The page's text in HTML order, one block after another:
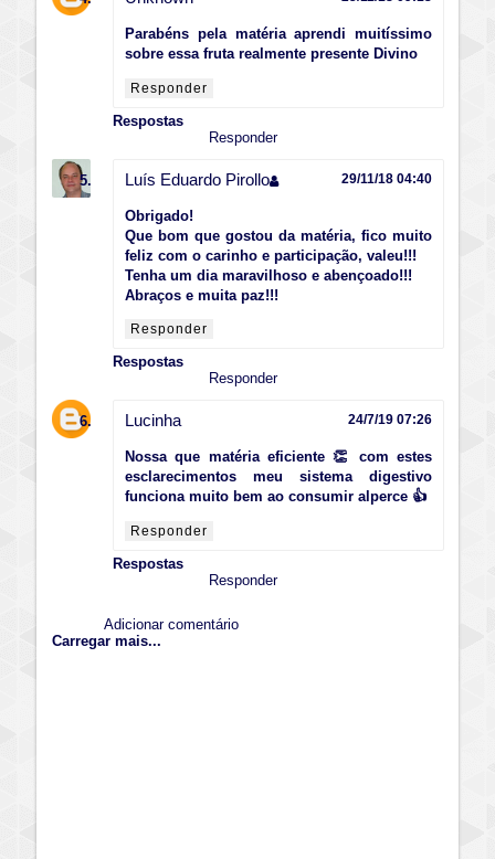
Parabéns pela matéria aprendi muitíssimo
sobre essa fruta realmente presente Divino
Responder
Respostas
Responder
Luís Eduardo Pirollo 29/11/18 04:40
Obrigado!
Que bom que gostou da matéria, fico muito
feliz com o carinho e participação, valeu!!!
Tenha um dia maravilhoso e abençoado!!!
Abraços e muita paz!!!
Responder
Respostas
Responder
Lucinha 24/7/19 07:26
Nossa que matéria eficiente 👏 com estes
esclarecimentos meu sistema digestivo
funciona muito bem ao consumir alperce 👍
Responder
Respostas
Responder
Adicionar comentário
Carregar mais...